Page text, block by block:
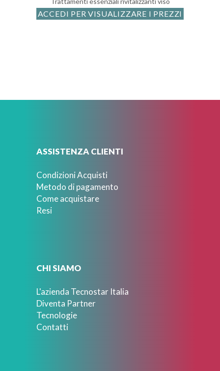
ACCEDI PER VISUALIZZARE I PREZZI
ASSISTENZA CLIENTI
Condizioni Acquisti
Metodo di pagamento
Come acquistare
Resi
CHI SIAMO
L'azienda Tecnostar Italia
Diventa Partner
Tecnologie
Contatti